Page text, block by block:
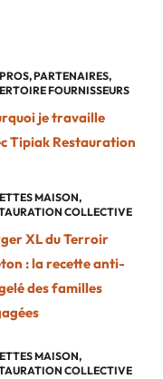
,PARTENAIRES,
FOURNISSEURS
je travaille
Tipiak Restauration
MAISON,
COLLECTIVE
XL du Terroir
: la recette anti-
des familles
MAISON,
COLLECTIVE